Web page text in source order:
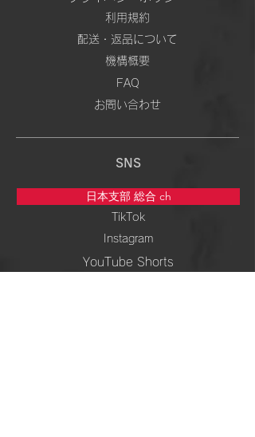
利用規約
配送・返品について
機構概要
FAQ
お問い合わせ
SNS
日本支部 総合 ch
TikTok
Instagram
YouTube Shorts